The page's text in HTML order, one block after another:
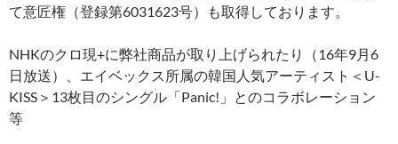
て意匠権（登録第6031623号）も取得しております。
NHKのクロ現+に弊社商品が取り上げられたり（16年9月6
日放送）、エイベックス所属の韓国人気アーティスト＜U-
KISS＞13枚目のシングル「Panic!」とのコラボレーション
等